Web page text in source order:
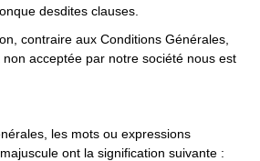
desdites clauses.
contraire aux Conditions Générales,
acceptée par notre société nous est
les mots ou expressions
ont la signification suivante :